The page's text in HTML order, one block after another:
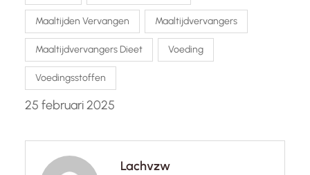
Maaltijden Vervangen Maaltijdvervangers
Maaltijdvervangers Dieet Voeding
Voedingsstoffen
25 februari 2025
Lachvzw